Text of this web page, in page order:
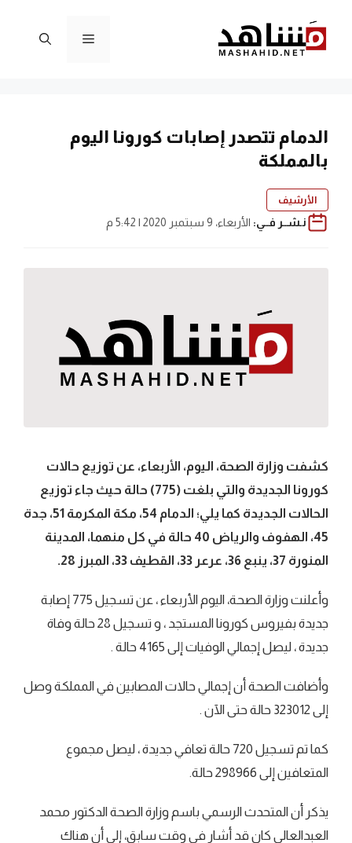
المحتوى
القائمة
الدمام تتصدر إصابات كورونا اليوم
بالمملكة
الأرشيف
نـشــر فــي: الأربعاء، 9 سبتمبر 2020 | 5:42 م
كشفت وزارة الصحة، اليوم، الأربعاء، عن توزيع حالات
كورونا الجديدة والتي بلغت (775) حالة حيث جاء توزيع
الحالات الجديدة كما يلي؛ الدمام 54، مكة المكرمة 51، جدة
45، الهفوف والرياض 40 حالة في كل منهما، المدينة
المنورة 37، ينبع 36، عرعر 33، القطيف 33، المبرز 28.
وأعلنت وزارة الصحة، اليوم الأربعاء ، عن تسجيل 775 إصابة
جديدة بفيروس كورونا المستجد ، و تسجيل 28 حالة وفاة
جديدة ، ليصل إجمالي الوفيات إلى 4165 حالة .
وأضافت الصحة أن إجمالي حالات المصابين في المملكة وصل
إلى 323012 حالة حتى الآن .
كما تم تسجيل 720 حالة تعافي جديدة ، ليصل مجموع
المتعافين إلى 298966 حالة.
يذكر أن المتحدث الرسمي باسم وزارة الصحة الدكتور محمد
العبدالعالي كان قد أشار في وقت سابق، إلى أن هناك